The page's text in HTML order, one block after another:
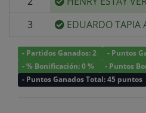
3
EDUARDO TAPIA
- Partidos Ganados: 2
- Puntos
- % Bonificación: 0 %
- Puntos
- Puntos Ganados Total: 45 puntos